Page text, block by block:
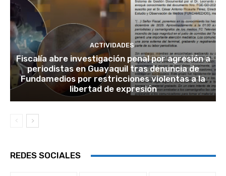
ACTIVIDADES
Fiscalía abre investigación penal por agresión a
periodistas en Guayaquil tras denuncia de
Fundamedios por restricciones violentas a la
libertad de expresión
REDES SOCIALES